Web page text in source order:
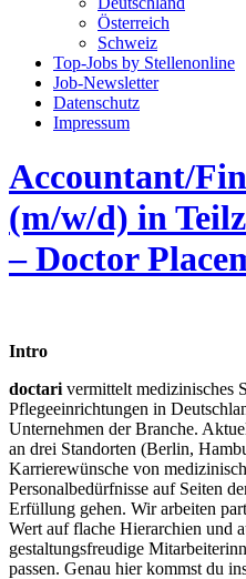
Österreich
Schweiz
Top-Jobs by Stellenonline
Job-Newsletter
Datenschutz
Impressum
Accountant/
(m/w/d) in
– Doctor
Intro
doctari vermittelt medizinisches
Pflegeeinrichtungen in
Unternehmen der Branche.
an drei Standorten (Berlin,
Karrierewünsche von
Personalbedürfnisse auf Seiten
Erfüllung gehen. Wir arbeiten
Wert auf flache Hierarchien und
gestaltungsfreudige
passen. Genau hier kommst du